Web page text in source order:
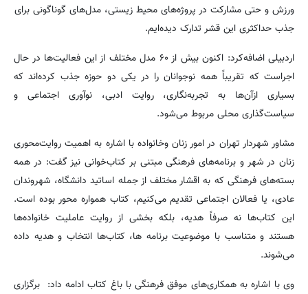
ورزش و حتی مشارکت در پروژه‌های محیط زیستی، مدل‌های گوناگونی برای
جذب حداکثری این قشر تدارک دیده‌ایم.
اردبیلی اضافه‌کرد: اکنون بیش از ۶۰ مدل مختلف از این فعالیت‌ها در حال
اجراست که تقریباً همه‌ نوجوانان را در یکی دو حوزه جذب کرده‌اند که
بسیاری ازآن‌ها به تجربه‌نگاری، روایت ادبی، نوآوری اجتماعی و
سیاست‌گذاری محلی مربوط می‌شود.
مشاور شهردار تهران در امور زنان وخانواده با اشاره به اهمیت روایت‌محوری
زنان در شهر و برنامه‌های فرهنگی مبتنی بر کتاب‌خوانی نیز گفت: در همه
بسته‌های فرهنگی که به اقشار مختلف از جمله اساتید دانشگاه، شهروندان
عادی، یا فعالان اجتماعی تقدیم می‌کنیم، کتاب همواره محور بوده است.
این کتاب‌ها نه صرفاً هدیه، بلکه بخشی از روایت عاملیت خانواده‌ها
هستند و متناسب با موضوعیت برنامه ها، کتاب‌ها انتخاب و هدیه داده
می‌شوند.
وی با اشاره به همکاری‌های موفق فرهنگی با باغ کتاب ادامه داد: برگزاری